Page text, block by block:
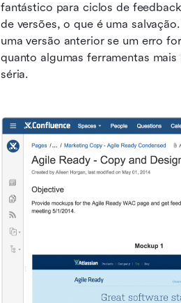
fantástico para ciclos de
de versões, o que é uma
uma versão anterior se um erro
quanto algumas ferramentas
séria.